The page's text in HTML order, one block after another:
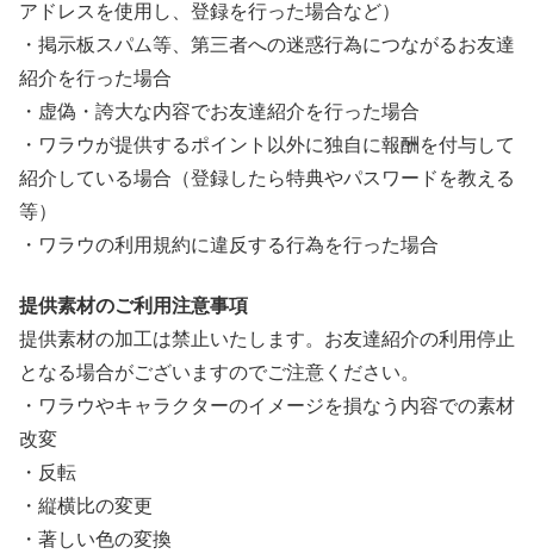
アドレスを使用し、登録を行った場合など）
・掲示板スパム等、第三者への迷惑行為につながるお友達
紹介を行った場合
・虚偽・誇大な内容でお友達紹介を行った場合
・ワラウが提供するポイント以外に独自に報酬を付与して
紹介している場合（登録したら特典やパスワードを教える
等）
・ワラウの利用規約に違反する行為を行った場合
提供素材のご利用注意事項
提供素材の加工は禁止いたします。お友達紹介の利用停止
となる場合がございますのでご注意ください。
・ワラウやキャラクターのイメージを損なう内容での素材
改変
・反転
・縦横比の変更
・著しい色の変換